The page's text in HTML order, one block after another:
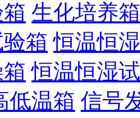
生化培养箱
箱 恒温恒
恒温恒湿
低温箱 信号